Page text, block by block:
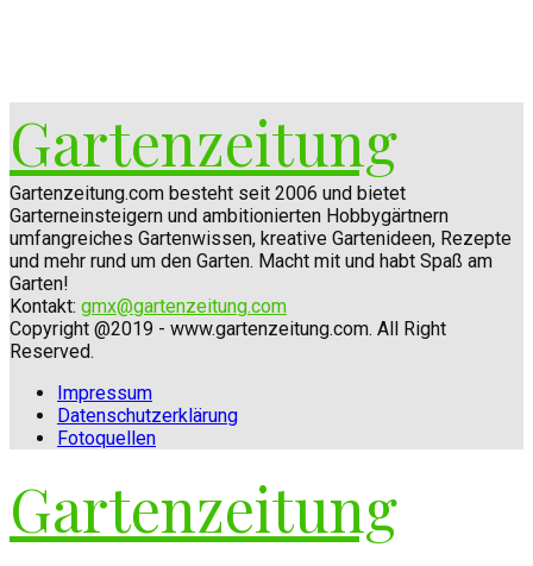
Gartenzeitung
Gartenzeitung.com besteht seit 2006 und bietet
Garterneinsteigern und ambitionierten Hobbygärtnern
umfangreiches Gartenwissen, kreative Gartenideen, Rezepte
und mehr rund um den Garten. Macht mit und habt Spaß am
Garten!
Kontakt: gmx@gartenzeitung.com
Copyright @2019 - www.gartenzeitung.com. All Right
Reserved.
Impressum
Datenschutzerklärung
Fotoquellen
Gartenzeitung